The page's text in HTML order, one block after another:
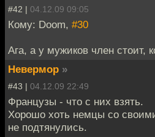
#42 | 04.12.09 09:05
Кому: Doom, #30
Ага, а у мужиков член стоит,
Невермор »
#43 | 04.12.09 22:49
Французы - что с них взять.
Хорошо хоть немцы со
не подтянулись.